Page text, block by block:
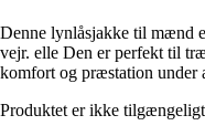
Denne lynlåsjakke til mænd
vejr. elle Den er perfekt til
komfort og præstation under
Produktet er ikke tilgængeligt